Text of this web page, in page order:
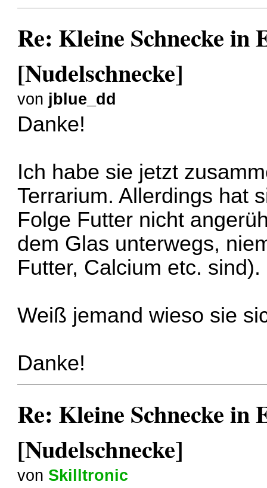
Re: Kleine Schnecke in
[Nudelschnecke]
von jblue_dd
Danke!
Ich habe sie jetzt
Terrarium. Allerdings hat
Folge Futter nicht
dem Glas unterwegs,
Futter, Calcium etc. sind).
Weiß jemand wieso sie
Danke!
Re: Kleine Schnecke in
[Nudelschnecke]
von Skilltronic